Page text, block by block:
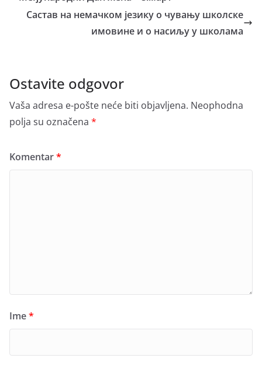
Састав на немачком језику о чувању школске
имовине и о насиљу у школама
Ostavite odgovor
Vaša adresa e-pošte neće biti objavljena. Neophodna
polja su označena *
Komentar*
Ime*